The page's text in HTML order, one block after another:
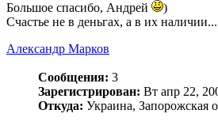
Большое спасибо, Андрей
)
Счастье не в деньгах, а в их наличии...
Александр Марков
Сообщения: 3
Зарегистрирован: Вт апр 22,
Откуда: Украина, Запорожская